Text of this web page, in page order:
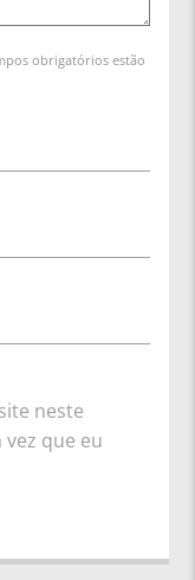
obrigatórios estão
neste
que eu